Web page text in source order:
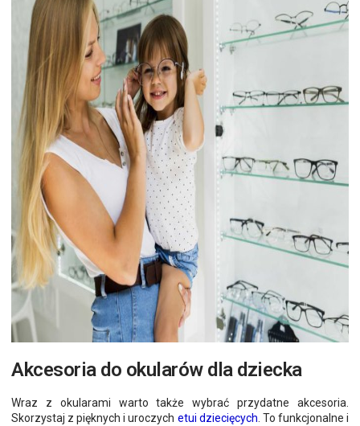
Akcesoria do okularów dla dziecka
Wraz z okularami warto także wybrać przydatne akcesoria.
Skorzystaj z pięknych i uroczych etui dziecięcych. To funkcjonalne i